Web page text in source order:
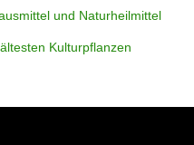
und Naturheilmittel
Kulturpflanzen